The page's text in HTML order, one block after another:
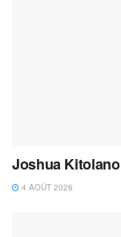
Joshua Kitolano
4 AOÛT 2026